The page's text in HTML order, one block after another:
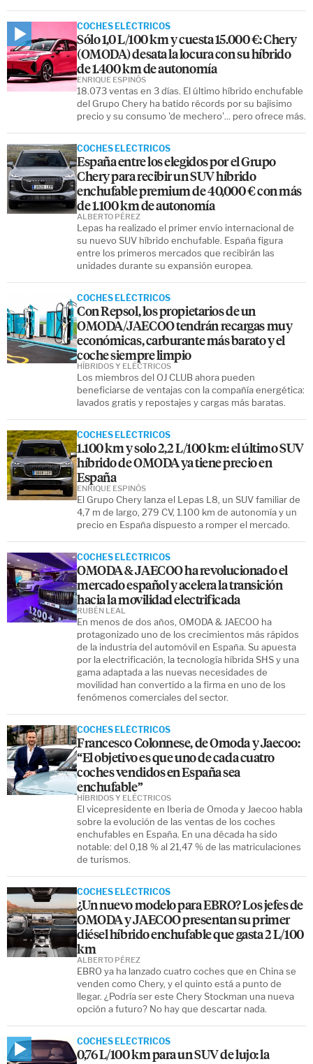
COCHES ELÉCTRICOS
Sólo 1,0 L/100 km y cuesta 15.000 €: Chery
(OMODA) desata la locura con su híbrido
de 1.400 km de autonomía
18.073 ventas en 3 días. El último híbrido enchufable
del Grupo Chery ha batido récords por su bajísimo
precio y su consumo 'de mechero'... pero ofrece más.
ENRIQUE ESPINÓS
COCHES ELÉCTRICOS
España entre los elegidos por el Grupo
Chery para recibir un SUV híbrido
enchufable premium de 40,000 € con más
de 1.100 km de autonomía
Lepas ha realizado el primer envío internacional de
su nuevo SUV híbrido enchufable. España figura
entre los primeros mercados que recibirán las
unidades durante su expansión europea.
ALBERTO PÉREZ
COCHES ELÉCTRICOS
Con Repsol, los propietarios de un
OMODA/JAECOO tendrán recargas muy
económicas, carburante más barato y el
coche siempre limpio
Los miembros del OJ CLUB ahora pueden
beneficiarse de ventajas con la compañía energética:
lavados gratis y repostajes y cargas más baratas.
HÍBRIDOS Y ELÉCTRICOS
COCHES ELÉCTRICOS
1.100 km y solo 2,2 L/100 km: el último SUV
híbrido de OMODA ya tiene precio en
España
El Grupo Chery lanza el Lepas L8, un SUV familiar de
4,7 m de largo, 279 CV, 1.100 km de autonomía y un
precio en España dispuesto a romper el mercado.
ENRIQUE ESPINÓS
COCHES ELÉCTRICOS
OMODA & JAECOO ha revolucionado el
mercado español y acelera la transición
hacia la movilidad electrificada
En menos de dos años, OMODA & JAECOO ha
protagonizado uno de los crecimientos más rápidos
de la industria del automóvil en España. Su apuesta
por la electrificación, la tecnología híbrida SHS y una
gama adaptada a las nuevas necesidades de
movilidad han convertido a la firma en uno de los
fenómenos comerciales del sector.
RUBÉN LEAL
COCHES ELÉCTRICOS
Francesco Colonnese, de Omoda y Jaecoo:
“El objetivo es que uno de cada cuatro
coches vendidos en España sea
enchufable”
El vicepresidente en Iberia de Omoda y Jaecoo habla
sobre la evolución de las ventas de los coches
enchufables en España. En una década ha sido
notable: del 0,18 % al 21,47 % de las matriculaciones
de turismos.
HÍBRIDOS Y ELÉCTRICOS
COCHES ELÉCTRICOS
¿Un nuevo modelo para EBRO? Los jefes de
OMODA y JAECOO presentan su primer
diésel híbrido enchufable que gasta 2 L/100
km
EBRO ya ha lanzado cuatro coches que en China se
venden como Chery, y el quinto está a punto de
llegar. ¿Podría ser este Chery Stockman una nueva
opción a futuro? No hay que descartar nada.
ALBERTO PÉREZ
COCHES ELÉCTRICOS
0,76 L/100 km para un SUV de lujo: la